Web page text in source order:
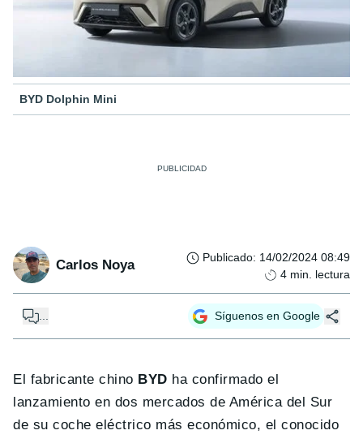
BYD Dolphin Mini
Carlos Noya Publicado: 14/02/2024 08:49
4 min. lectura
Síguenos en Google
El fabricante chino BYD ha confirmado el
lanzamiento en dos mercados de América del Sur
de su coche eléctrico más económico, el conocido